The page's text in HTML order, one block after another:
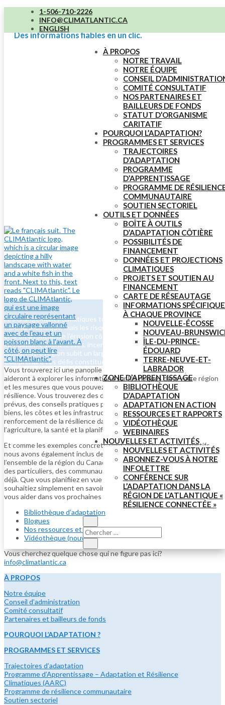
1-506-710-2226
INFO@CLIMATLANTIC.CA
ENGLISH
À PROPOS
NOTRE TRAVAIL
NOTRE ÉQUIPE
CONSEIL
COMITÉ CONSULTATIF
NOS PARTENAIRES ET
BAILLEURS DE FONDS
STATUT D’ORGANISME
CARITATIF
POURQUOI L’ADAPTATION?
PROGRAMMES ET SERVICES
TRAJECTOIRES
D’ADAPTATION
PROGRAMME
D’APPRENTISSAGE
PROGRAMME DE
COMMUNAUTAIRE
SOUTIEN SECTORIEL
OUTILS ET DONNÉES
BOÎTE À OUTILS
D’ADAPTATION CÔTIÈRE
POSSIBILITÉS DE
FINANCEMENT
DONNÉES ET PROJECTIONS
CLIMATIQUES
PROJETS ET SOUTIEN AU
FINANCEMENT
CARTE DE RÉSEAUTAGE
INFORMATIONS
À CHAQUE PROVINCE
NOUVELLE-ÉCOSSE
NOUVEAU-
ÎLE-DU-PRINCE-
ÉDOUARD
TERRE-NEUVE-ET-
LABRADOR
ZONE D’APPRENTISSAGE
BIBLIOTHÈQUE
D’ADAPTATION
ADAPTATION EN ACTION
RESSOURCES ET RAPPORTS
VIDÉOTHÈQUE
WEBINAIRES
NOUVELLES ET ACTIVITÉS
NOUVELLES ET ACTIVITÉS
ABONNEZ-VOUS À NOTRE
INFOLETTRE
CONFÉRENCE SUR
L’ADAPTATION DANS LA
RÉGION DE L’ATLANTIQUE «
RÉSILIENCE CONNECTÉE »
Zone d’apprentissage
Des informations fiables en un clic.
Les changements climatiques touchent toutes les communautés du
Canada atlantique, mais les risques et les réalités peuvent varier d’un
endroit à l’autre. De l’érosion côtière et des ondes de tempête aux
inondations, sécheresses, incendies hors de contrôle et fortes
pluies, notre région subit un large éventail d’impacts climatiques.
Comprendre ces défis constitue la première étape pour s’y préparer.
Vous trouverez ici une panoplie d’outils et de ressources qui vous
aideront à explorer les informations sur les risques dans votre région
et les mesures que vous pouvez prendre pour renforcer votre
résilience. Vous trouverez des données claires sur les impacts
prévus, des conseils pratiques pour protéger les personnes, les
biens, les côtes et les infrastructures, ainsi que des recherches sur le
renforcement de la résilience dans des secteurs tels que
l’agriculture, la santé et la planification communautaire.
Et comme les exemples concrets sont souvent les plus instructifs,
nous avons également inclus des études de cas provenant de
l’ensemble de la région du Canada atlantique, qui montrent comment
des particuliers, des communautés et des organisations s’adaptent
déjà. Que vous planifiiez en vue de l’avenir, lanciez un projet ou
souhaitiez simplement en savoir plus, ces ressources sont là pour
vous aider dans vos prochaines démarches.
Bibliothèque d’adaptation
Blogues
Nos ressources et nos rapports
Vidéothèque (nouvelle)
Vous cherchez quelque chose qui ne figure pas ici?
info@climatlantic.ca
À PROPOS
Notre équipe
Conseil d’administration
Comité consultatif
Partenaires et bailleurs de fonds
POURQUOI L’ADAPTATION ?
PROGRAMMES ET SERVICES
Trajectoires d’adaptation
Programme d’Apprentissage – Adaptation et Résilience
Climatiques (AARC)
Programme de résilience communautaire
Soutien sectoriel